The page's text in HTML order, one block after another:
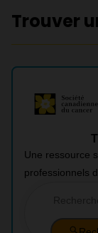
Trouver